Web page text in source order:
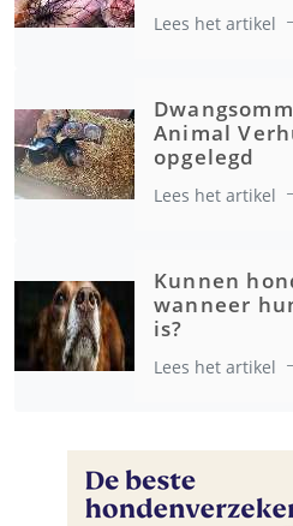
Lees het artikel
Animal
opgelegd
Lees het artikel
Kunnen
wanneer
is?
Lees het artikel